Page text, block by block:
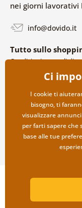
nei giorni lavorativi
info@dovido.it
Tutto sullo
Condizioni generali di
Politica sulla privacy
Opzioni di spedizione e
pagamento
Reso della merce
Ci
I cookie ti
bisogno, ti
visualizzare
per farti sapere che
base alle tue